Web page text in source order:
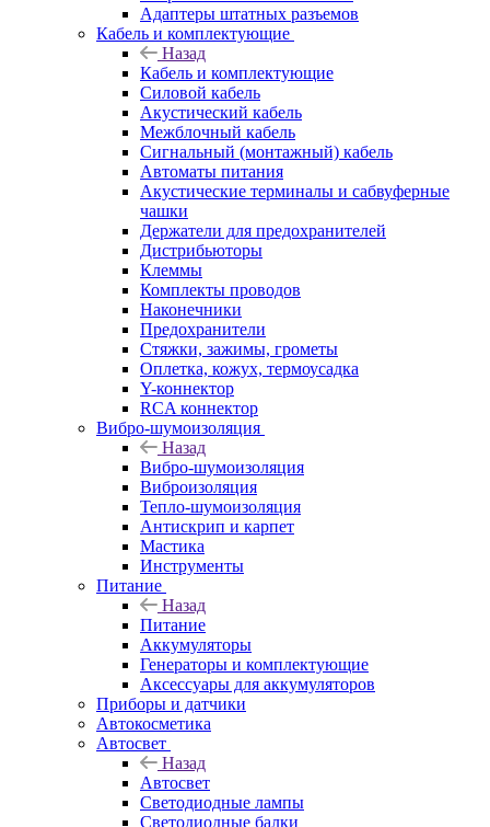
Адаптеры штатных разъемов
Кабель и комплектующие
Назад
Кабель и комплектующие
Силовой кабель
Акустический кабель
Межблочный кабель
Сигнальный (монтажный) кабель
Автоматы питания
Акустические терминалы и сабвуферные
чашки
Держатели для предохранителей
Дистрибьюторы
Клеммы
Комплекты проводов
Наконечники
Предохранители
Стяжки, зажимы, грометы
Оплетка, кожух, термоусадка
Y-коннектор
RCA коннектор
Вибро-шумоизоляция
Назад
Вибро-шумоизоляция
Виброизоляция
Тепло-шумоизоляция
Антискрип и карпет
Мастика
Инструменты
Питание
Назад
Питание
Аккумуляторы
Генераторы и комплектующие
Аксессуары для аккумуляторов
Приборы и датчики
Автокосметика
Автосвет
Назад
Автосвет
Светодиодные лампы
Светодиодные балки